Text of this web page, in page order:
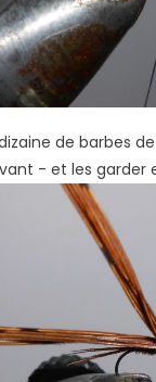
de barbes
- et les garder